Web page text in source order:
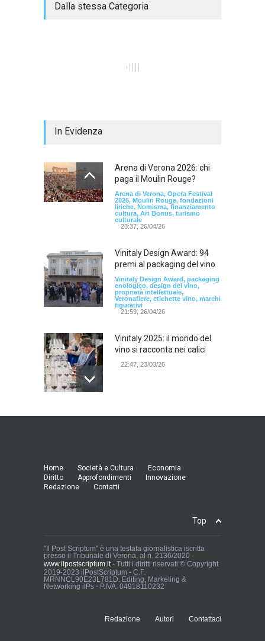
Dalla stessa Categoria
In Evidenza
Arena di Verona 2026: chi
paga il Moulin Rouge?
Arena di Verona, Opera Festival
2026, Moulin Rouge, fondazioni
liriche, Nomisma, finanziamento
cultura, Art Bonus, turismo
culturale
23:37, 26/04/26
Vinitaly Design Award: 94
premi al packaging del vino
Vinitaly Design Award, packaging
enologico, design del vino,
proprietà intellettuale,
Veronafiere, etichette vino, marchi
figurativi
21:59, 26/04/26
Vinitaly 2025: il mondo del
vino si racconta nei calici
22:47, 23/03/26
Model Expo Italy 2025 a
21:25, 04/03/26
Verona Domani, aumenta il
In Memoria di Albino Perolo:
L'Uomo che ha reso
possibile il Parco delle Mura
Cronaca Locale: Veneto e Verona
Home Società e Cultura
Economia
Diritto
Approfondimenti
Innovazione
Redazione
Contatti
Top
"Il Post Scriptum" è una testata giornalistica iscritta
presso il Tribunale di Verona, al n. 2136/2020 -
www.ilpostscriptum.it- Tutti i diritti riservati © Copyright
2019-2023 ilPostScriptum - C.F.
MRNNCL90E23L781D. Editing, Marketing &
Networking ilPs - P.IVA: 04918110232
Redazione Autori Contattaci